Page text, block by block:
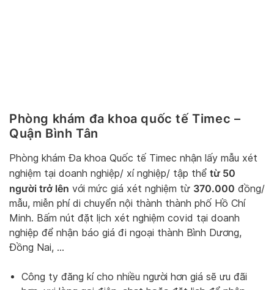
Phòng khám đa khoa quốc tế Timec –
Quận Bình Tân
Phòng khám Đa khoa Quốc tế Timec nhận lấy mẫu xét
nghiệm tại doanh nghiệp/ xí nghiệp/ tập thể từ 50
người trở lên với mức giá xét nghiệm từ 370.000 đồng/
mẫu, miễn phí di chuyển nội thành thành phố Hồ Chí
Minh. Bấm nút đặt lịch xét nghiệm covid tại doanh
nghiệp để nhận báo giá đi ngoại thành Bình Dương,
Đồng Nai, …
Công ty đăng kí cho nhiều người hơn giá sẽ ưu đãi